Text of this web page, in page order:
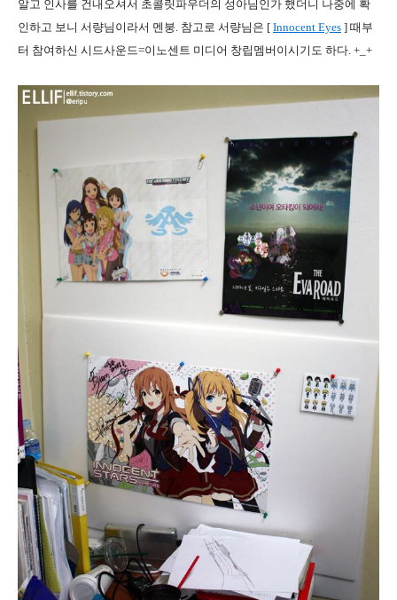
알고 인사를 건내오셔서 초콜릿파우더의 성아님인가 했더니 나중에 확
인하고 보니 서량님이라서 멘붕. 참고로 서량님은 [ Innocent Eyes ] 때부
터 참여하신 시드사운드=이노센트 미디어 창립멤버이시기도 하다. +_+